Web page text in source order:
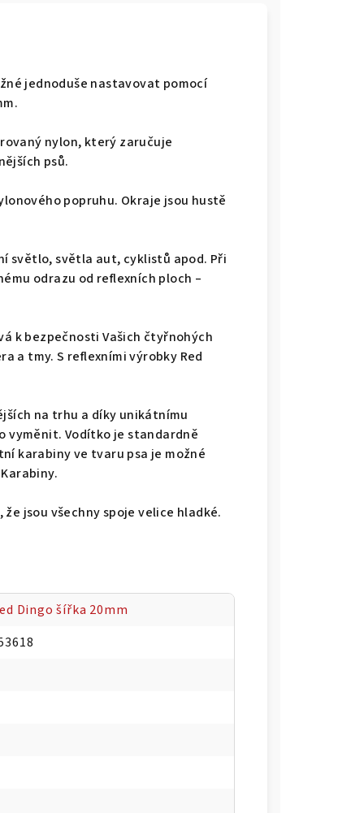
jednoduše nastavovat pomocí
nylon, který zaručuje
psů.
popruhu. Okraje jsou hustě
světlo, světla aut, cyklistů apod. Při
odrazu od reflexních ploch –
k bezpečnosti Vašich čtyřnohých
a tmy. S reflexními výrobky Red
na trhu a díky unikátnímu
vyměnit. Vodítko je standardně
karabiny ve tvaru psa je možné
jsou všechny spoje velice hladké.
Dingo šířka 20mm